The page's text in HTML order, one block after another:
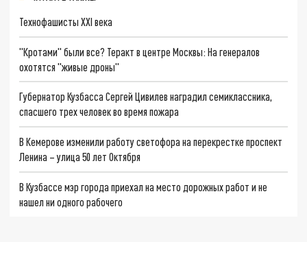
Технофашисты XXI века
"Кротами" были все? Теракт в центре Москвы: На генералов
охотятся "живые дроны"
Губернатор Кузбасса Сергей Цивилев наградил семиклассника,
спасшего трех человек во время пожара
В Кемерове изменили работу светофора на перекрестке проспект
Ленина – улица 50 лет Октября
В Кузбассе мэр города приехал на место дорожных работ и не
нашел ни одного рабочего